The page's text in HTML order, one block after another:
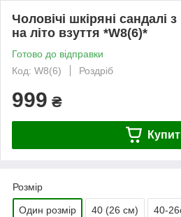
Чоловічі шкіряні сандалі
на літо взуття *W8(6)*
Готово до відправки
Код: W8(6)
Роздріб
999 ₴
Розмір
Один розмір 40 (26 см) 40-